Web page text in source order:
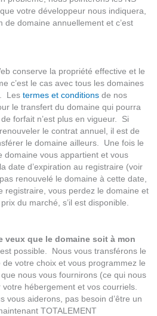
votre développeur nous indiquera,
de domaine annuellement et c’est
conserve la propriété effective et le
c’est le cas avec tous les domaines
Les termes et conditionsde nos
le transfert du domaine qui pourra
forfait n’est plus en vigueur. Si
le contrat annuel, il est de
le domaine ailleurs. Une fois le
domaine vous appartient et vous
date d’expiration au registraire (voir
renouvelé le domaine à cette date,
registraire, vous perdez le domaine et
du marché, s’il est disponible.
veux que le domaine soit à mon
possible. Nous vous transférons le
votre choix et vous programmez le
nous vous fournirons (ce qui nous
hébergement et vos courriels.
vous aiderons, pas besoin d’être un
TOTALEMENT